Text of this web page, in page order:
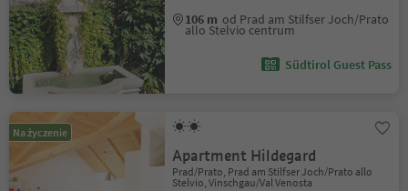
106 m od Prad am Stilfser Joch/Prato
allo Stelvio centrum
Südtirol Guest Pass
Na życzenie
Apartment Hildegard
Prad/Prato, Prad am Stilfser Joch/Prato allo
Stelvio, Vinschgau/Val Venosta